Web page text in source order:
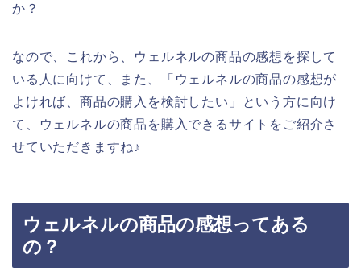
か？
なので、これから、ウェルネルの商品の感想を探して
いる人に向けて、また、「ウェルネルの商品の感想が
よければ、商品の購入を検討したい」という方に向け
て、ウェルネルの商品を購入できるサイトをご紹介さ
せていただきますね♪
ウェルネルの商品の感想ってある
の？